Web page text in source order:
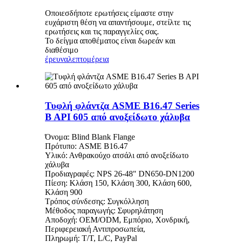
Οποιεσδήποτε ερωτήσεις είμαστε στην
ευχάριστη θέση να απαντήσουμε, στείλτε τις
ερωτήσεις και τις παραγγελίες σας.
Το δείγμα αποθέματος είναι δωρεάν και
διαθέσιμο
έρευναλεπτομέρεια
Τυφλή φλάντζα ASME B16.47 Series
B API 605 από ανοξείδωτο χάλυβα
Όνομα: Blind Blank Flange
Πρότυπο: ASME B16.47
Υλικό: Ανθρακούχο ατσάλι από ανοξείδωτο
χάλυβα
Προδιαγραφές: NPS 26-48" DN650-DN1200
Πίεση: Κλάση 150, Κλάση 300, Κλάση 600,
Κλάση 900
Τρόπος σύνδεσης: Συγκόλληση
Μέθοδος παραγωγής: Σφυρηλάτηση
Αποδοχή: OEM/ODM, Εμπόριο, Χονδρική,
Περιφερειακή Αντιπροσωπεία,
Πληρωμή: T/T, L/C, PayPal